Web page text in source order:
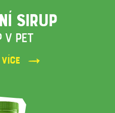
SIRUP
V PET